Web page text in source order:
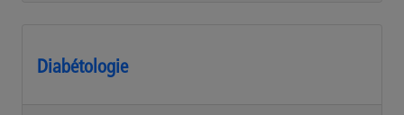
Diabétologie